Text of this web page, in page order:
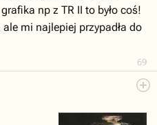
69
np z TR II to było coś!
mi najlepiej przypadła do